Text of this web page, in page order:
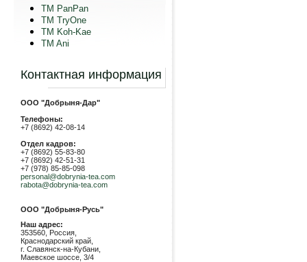
TM PanPan
ТМ TryOne
ТМ Koh-Kae
TM Ani
Контактная информация
ООО "Добрыня-Дар"
Телефоны:
+7 (8692) 42-08-14
Отдел кадров:
+7 (8692) 55-83-80
+7 (8692) 42-51-31
+7 (978) 85-85-098
personal@dobrynia-tea.com
rabota@dobrynia-tea.com
ООО "Добрыня-Русь"
Наш адрес:
353560, Россия,
Краснодарский край,
г. Славянск-на-Кубани,
Маевское шоссе, 3/4